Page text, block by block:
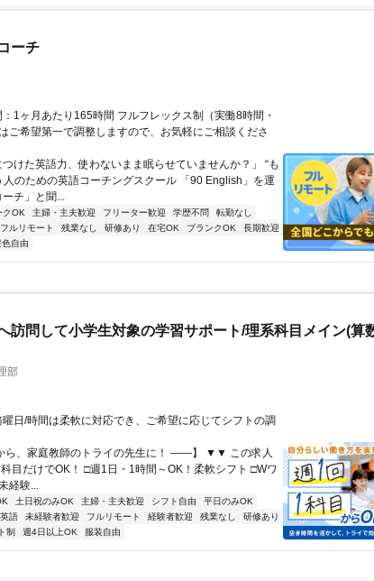
ーチ
1ヶ月あたり165時間 フルフレックス制（実働8時間・
ご希望第一で調整しますので、お気軽にご相談くださ
けた英語力、使わないまま眠らせていませんか？」 “も
人のための英語コーチングスクール 「90 English」を運
チ」と聞...
クOK 主婦・主夫歓迎 フリーター歓迎 学歴不問
転勤なし
フルリモート 残業なし 研修あり 在宅OK ブランクOK
長期歓迎
自由
訪問して小学生対象の学習サポート/理系科目メイン(算
部
日/時間は柔軟に対応でき、ご希望に応じてシフトの調
、家庭教師のトライの先生に！ ――】 ▼▼ この求人
目だけでOK！ □週1日・1時間～OK！柔軟シフト □Wワ
経験...
土日祝のみOK 主婦・主夫歓迎 シフト自由
平日のみOK
英語 未経験者歓迎 フルリモート 経験者歓迎 残業なし
研修あり
制 週4日以上OK 服装自由